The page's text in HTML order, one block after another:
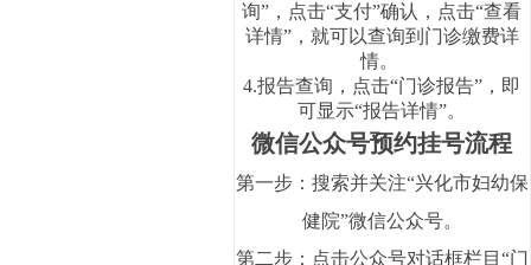
询”，点击“支付”确认，点击“查看
详情”，就可以查询到门诊缴费详
情。
4.报告查询，点击“门诊报告”，即
可显示“报告详情”。
微信公众号预约挂号流程
第一步：搜索并关注“兴化市妇幼保
健院”微信公众号。
第二步：点击公众号对话框栏目“门